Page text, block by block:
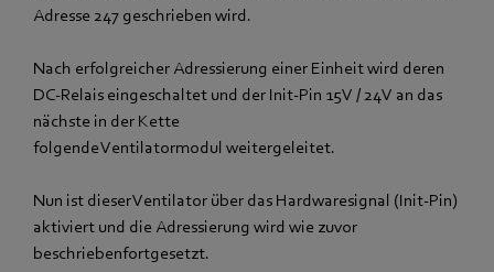
Adresse 247 geschrieben wird.
Nach erfolgreicher Adressierung einer Einheit wird deren
DC-Relais eingeschaltet und der Init-Pin 15V / 24V an das
nächste in der Kette
folgende Ventilatormodul weitergeleitet.
Nun ist dieser Ventilator über das Hardwaresignal (Init-Pin)
aktiviert und die Adressierung wird wie zuvor
beschriebenfortgesetzt.